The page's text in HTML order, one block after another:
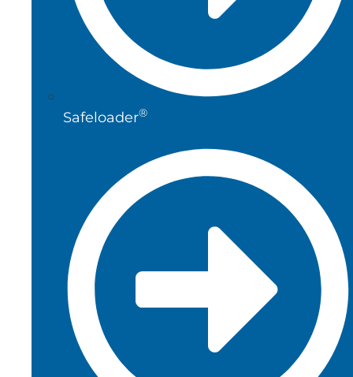
Safeloader®